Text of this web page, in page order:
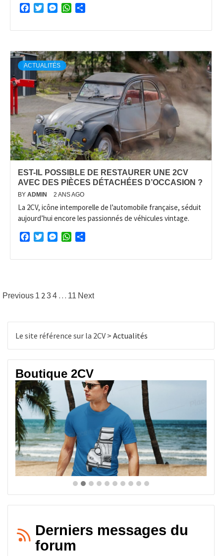
FacebookTwitterMessengerWhatsApp
ACTUALITÉS
EST-IL POSSIBLE DE RESTAURER UNE 2CV
AVEC DES PIÈCES DÉTACHÉES D’OCCASION ?
BY ADMIN 2 ANS AGO
La 2CV, icône intemporelle de l’automobile française, séduit
aujourd’hui encore les passionnés de véhicules vintage.
FacebookTwitterMessengerWhatsApp
Pagination
publications
Previous 1 234 … 11 Next
Le site référence sur la 2CV > Actualités
Boutique 2CV
Derniers messages du
forum